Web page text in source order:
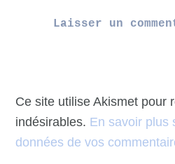
Ce site utilise Akismet pour
indésirables. En savoir plus
données de vos